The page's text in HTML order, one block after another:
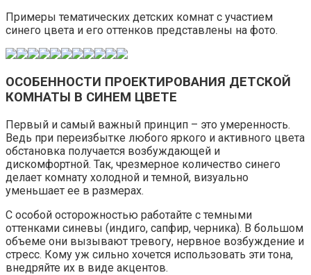
Примеры тематических детских комнат с участием
синего цвета и его оттенков представлены на фото.
ОСОБЕННОСТИ ПРОЕКТИРОВАНИЯ ДЕТСКОЙ
КОМНАТЫ В СИНЕМ ЦВЕТЕ
Первый и самый важный принцип – это умеренность.
Ведь при переизбытке любого яркого и активного цвета
обстановка получается возбуждающей и
дискомфортной. Так, чрезмерное количество синего
делает комнату холодной и темной, визуально
уменьшает ее в размерах.
С особой осторожностью работайте с темными
оттенками синевы (индиго, сапфир, черника). В большом
объеме они вызывают тревогу, нервное возбуждение и
стресс. Кому уж сильно хочется использовать эти тона,
внедряйте их в виде акцентов.